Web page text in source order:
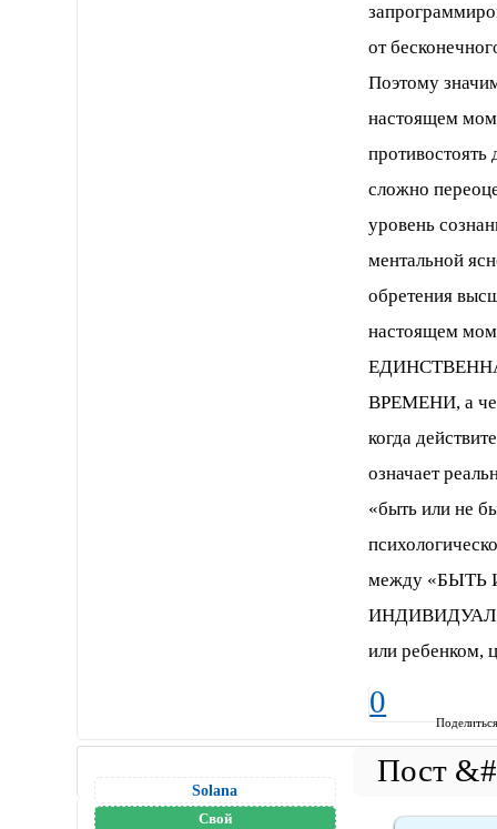
от
Поэтому
настоящем
сложно
уровень
ментальной
обретения
настоящем
ВРЕМЕНИ, а
когда
означает
«быть или не
между
или ребенком,
0
Solana
Свой